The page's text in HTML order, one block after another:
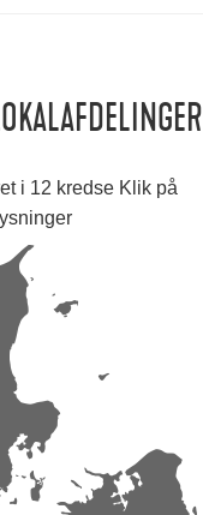
i 12 kredse Klik på